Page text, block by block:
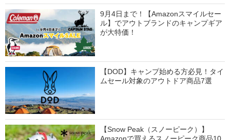
9月4日まで！【Amazonスマイルセー
ル】でアウトブランドのキャンプギア
が大特価！
【DOD】キャンプ始める方必見！タイ
ムセール対象のアウトドア商品7選
【Snow Peak（スノーピーク）】